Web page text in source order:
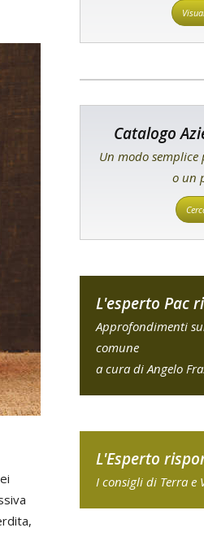
Catalogo
Un modo
o un
L'esperto Pac
Approfondimenti
comune
a cura di Angelo
L'Esperto
I consigli di Terra e